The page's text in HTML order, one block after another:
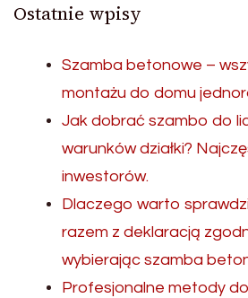
Ostatnie wpisy
Szamba betonowe –
montażu do domu
Jak dobrać szambo do
warunków działki?
inwestorów.
Dlaczego warto
razem z deklaracją
wybierając szamba
Profesjonalne metody